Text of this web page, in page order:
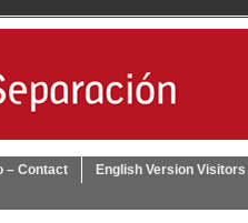
– Contact English Version Visitors